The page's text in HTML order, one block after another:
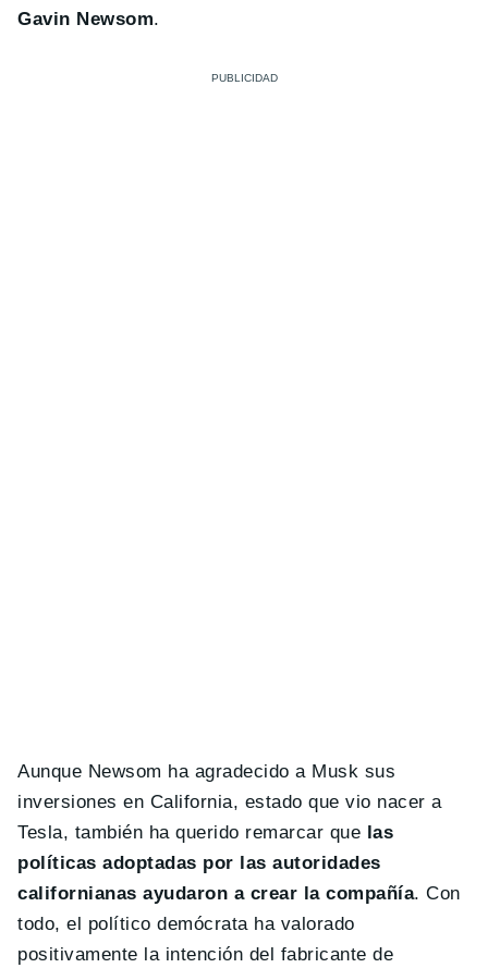
Gavin Newsom.
Aunque Newsom ha agradecido a Musk sus
inversiones en California, estado que vio nacer a
Tesla, también ha querido remarcar que las
políticas adoptadas por las autoridades
californianas ayudaron a crear la compañía. Con
todo, el político demócrata ha valorado
positivamente la intención del fabricante de